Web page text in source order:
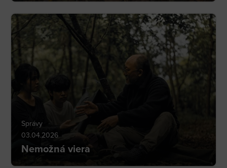
Správy
03.04.2026
Nemožná viera